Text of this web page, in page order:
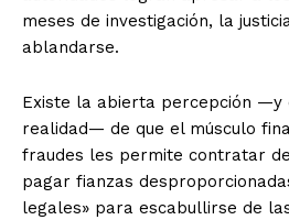
meses de investigación, la
ablandarse.
​Existe la abierta percepción —y
realidad— de que el músculo
fraudes les permite contratar
pagar fianzas
legales» para escabullirse de